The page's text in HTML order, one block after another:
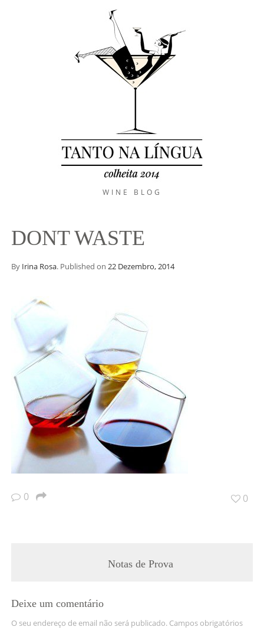
WINE BLOG
DONT WASTE
By Irina Rosa. Published on 22 Dezembro, 2014
0 0
Notas de Prova
Deixe um comentário
O seu endereço de email não será publicado. Campos obrigatórios